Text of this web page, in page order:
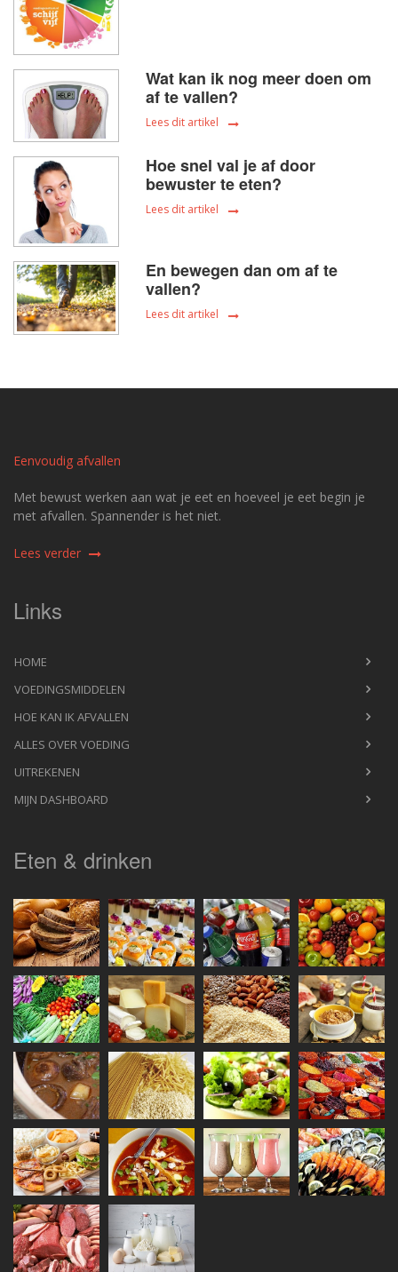
Wat kan ik nog meer doen om
af te vallen?
Lees dit artikel
Hoe snel val je af door
bewuster te eten?
Lees dit artikel
En bewegen dan om af te
vallen?
Lees dit artikel
Eenvoudig afvallen
Met bewust werken aan wat je eet en hoeveel je eet begin je
met afvallen. Spannender is het niet.
Lees verder
Links
HOME
VOEDINGSMIDDELEN
HOE KAN IK AFVALLEN
ALLES OVER VOEDING
UITREKENEN
MIJN DASHBOARD
Eten & drinken